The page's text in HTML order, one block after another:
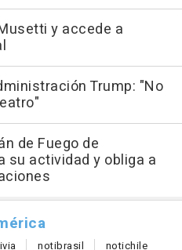
y accede a
Trump: "No
de Fuego de
su actividad y obliga a
notibrasil notichile